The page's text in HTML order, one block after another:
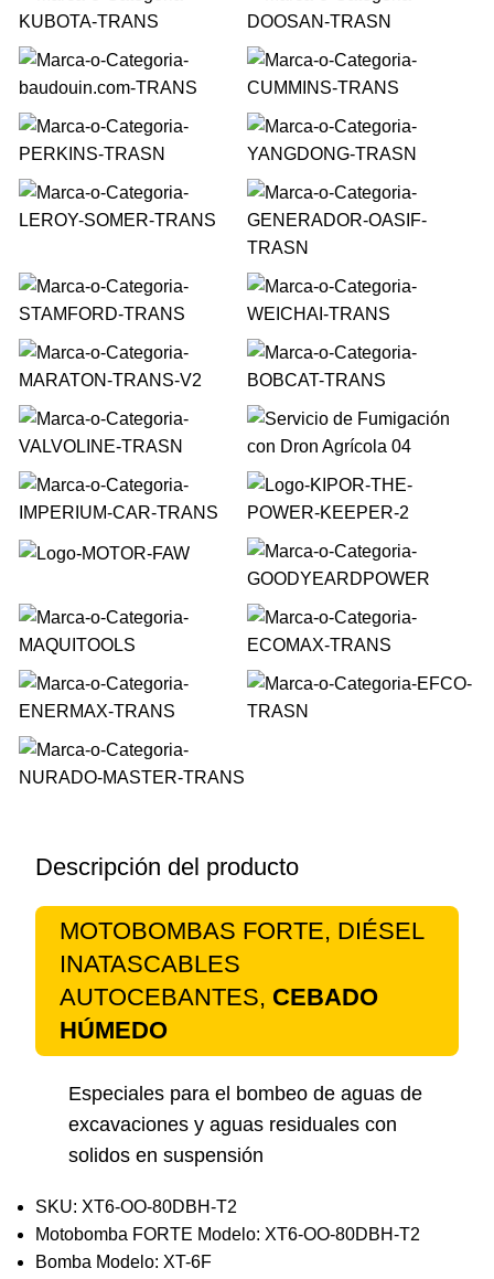
Descripción del producto
MOTOBOMBAS FORTE, DIÉSEL
INATASCABLES
AUTOCEBANTES, CEBADO
HÚMEDO
Especiales para el bombeo de aguas de
excavaciones y aguas residuales con
solidos en suspensión
SKU: XT6-OO-80DBH-T2
Motobomba FORTE Modelo: XT6-OO-80DBH-T2
Bomba Modelo: XT-6F